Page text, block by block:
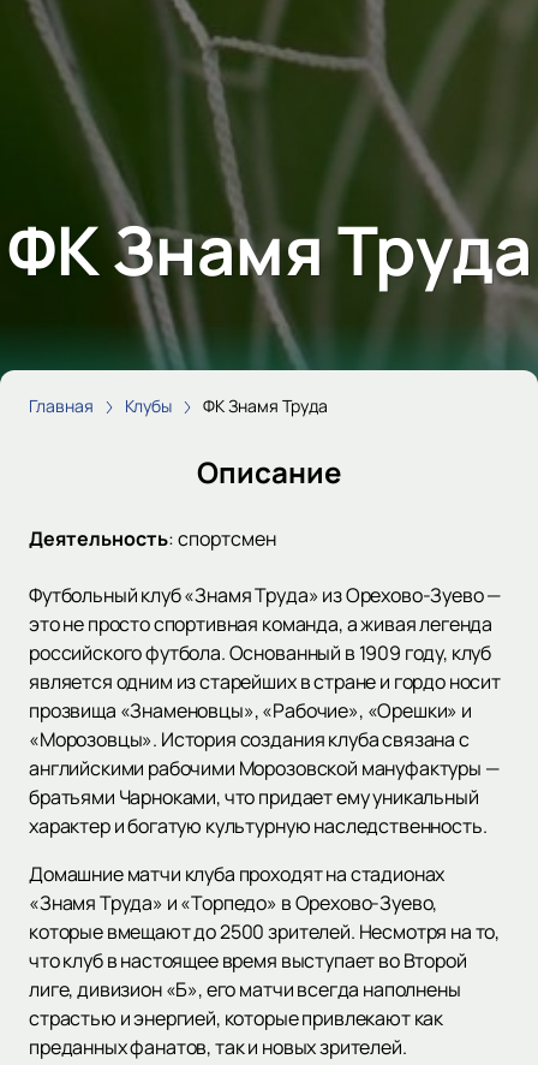
ФК Знамя Труда
Главная Клубы ФК Знамя Труда
Описание
Деятельность:спортсмен
Футбольный клуб «Знамя Труда» из Орехово-Зуево —
это не просто спортивная команда, а живая легенда
российского футбола. Основанный в 1909 году, клуб
является одним из старейших в стране и гордо носит
прозвища «Знаменовцы», «Рабочие», «Орешки» и
«Морозовцы». История создания клуба связана с
английскими рабочими Морозовской мануфактуры —
братьями Чарноками, что придает ему уникальный
характер и богатую культурную наследственность.
Домашние матчи клуба проходят на стадионах
«Знамя Труда» и «Торпедо» в Орехово-Зуево,
которые вмещают до 2500 зрителей. Несмотря на то,
что клуб в настоящее время выступает во Второй
лиге, дивизион «Б», его матчи всегда наполнены
страстью и энергией, которые привлекают как
преданных фанатов, так и новых зрителей.